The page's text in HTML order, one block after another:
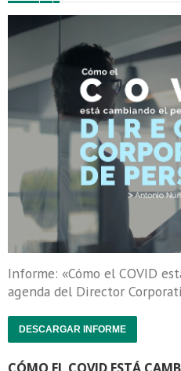
Informe: «Cómo el COVID
agenda del Director
DESCARGAR INFORME
CÓMO EL COVID ESTÁ